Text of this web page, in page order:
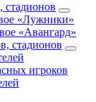
стадионов
«Лужники»
«Авангард»
стадионов
игроков